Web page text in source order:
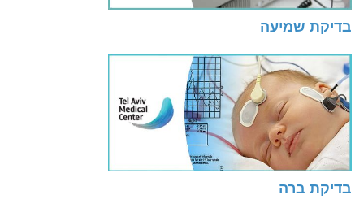
בדיקת שמיעה
בדיקת ברה